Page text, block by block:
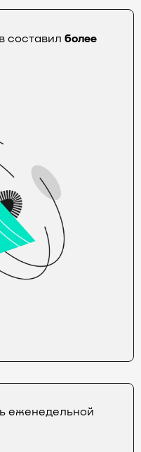
составилболее
еженедельной